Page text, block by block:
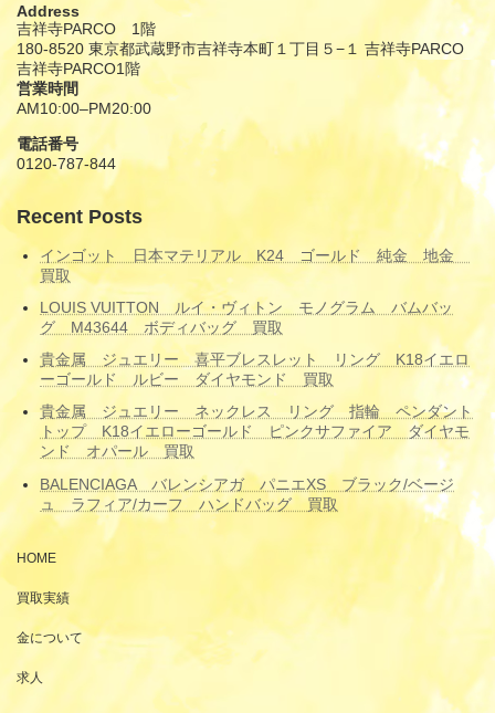
Address
吉祥寺PARCO 1階
180-8520 東京都武蔵野市吉祥寺本町１丁目５−１ 吉祥寺PARCO
吉祥寺PARCO1階
営業時間
AM10:00–PM20:00
電話番号
0120-787-844
Recent Posts
インゴット 日本マテリアル K24 ゴールド 純金 地金
買取
LOUIS VUITTON ルイ・ヴィトン モノグラム バムバッ
グ M43644 ボディバッグ 買取
貴金属 ジュエリー 喜平ブレスレット リング K18イエロ
ーゴールド ルビー ダイヤモンド 買取
貴金属 ジュエリー ネックレス リング 指輪 ペンダント
トップ K18イエローゴールド ピンクサファイア ダイヤモ
ンド オパール 買取
BALENCIAGA バレンシアガ パニエXS ブラック/ベージ
ュ ラフィア/カーフ ハンドバッグ 買取
HOME
買取実績
金について
求人